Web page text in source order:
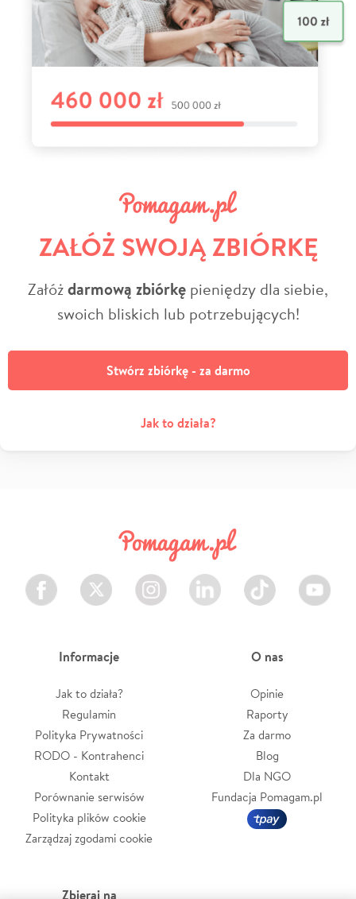
ZAŁÓŻ SWOJĄ ZBIÓRKĘ
Załóżdarmową zbiórkę pieniędzy dla siebie,
swoich bliskich lub potrzebujących!
Stwórz zbiórkę - za darmo
Jak to działa?
Facebook Twitter Instagram LinkedIn TikTok Youtube
Informacje
Jak to działa?
Regulamin
Polityka Prywatności
RODO - Kontrahenci
Kontakt
Porównanie serwisów
Polityka plików cookie
Zarządzaj zgodami cookie
O nas
Opinie
Raporty
Za darmo
Blog
Dla NGO
Fundacja Pomagam.pl
Zbieraj na